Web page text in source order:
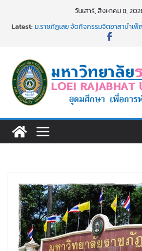
วันเสาร์, สิงหาคม 8,
Latest:ม.ราชภัฏเลย จัดกิจกรรมจิตอาสาบำเ
เงินรายได้
ม.ราชภัฏเลย จัดมหกรรมวิชาการ เปิดบ้
นักเรียนมัธยมปลายค้นหาสาขาวิชาในฝั
อธิการบดี มรภ.เลย ร่วมประชุมชี้แจงกับ
ประจำปีงบประมาณ พ.ศ. 2570
๑,๙๗๒ ชุด โดยวิธีเฉพาะเจาะจง